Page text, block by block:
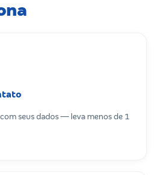
seus dados — leva menos de 1